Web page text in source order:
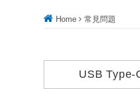
Home 常見問題
USB Type-